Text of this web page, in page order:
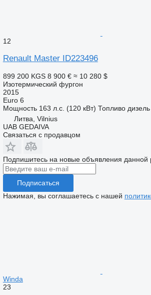
12
Renault Master ID223496
899 200 KGS 8 900 € ≈ 10 280 $
Изотермический фургон
2015
Euro 6
Мощность 163 л.с. (120 кВт) Топливо дизель
Литва, Vilnius
UAB GEDAIVA
Связаться с продавцом
Подпишитесь на новые объявления данной
Подписаться
Нажимая, вы соглашаетесь с нашей
Winda
23